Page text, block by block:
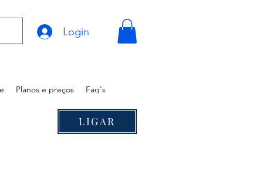
Login
Planos e preços Faq's
LIGAR